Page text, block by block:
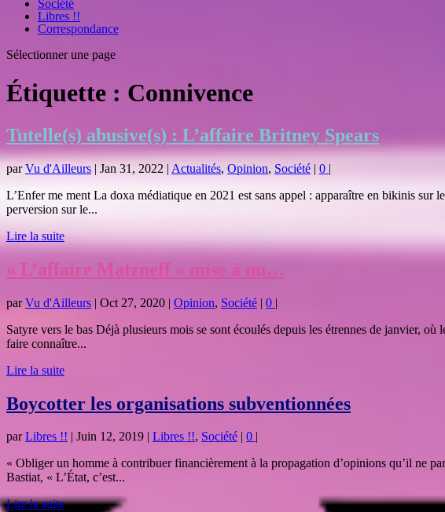
Société
Libres !!
Correspondance
Sélectionner une page
Étiquette : Connivence
Tutelle(s) abusive(s) : L’affaire Britney Spears
parVu d'Ailleurs | Jan 31, 2022 | Actualités, Opinion, Société | 0 |
L’Enfer me ment La doxa médiatique en 2021 est sans appel : apparaître en bikinis
perversion sur le...
Lire la suite
« L’affaire Matzneff » mise à nu…
parVu d'Ailleurs | Oct 27, 2020 | Opinion, Société | 0 |
Satyre vers le bas Déjà plusieurs mois se sont écoulés depuis les étrennes de janvier,
faire connaître...
Lire la suite
Boycotter les organisations subventionnées
parLibres !! | Juin 12, 2019 | Libres !!, Société | 0 |
« Obliger un homme à contribuer financièrement à la propagation d’opinions qu’il ne
Bastiat, « L’État, c’est...
Lire la suite